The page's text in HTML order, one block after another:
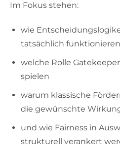
Im Fokus stehen:
wie
tatsächlich funktionieren
welche Rolle
spielen
warum klassische
die gewünschte
und wie Fairness in
strukturell verankert